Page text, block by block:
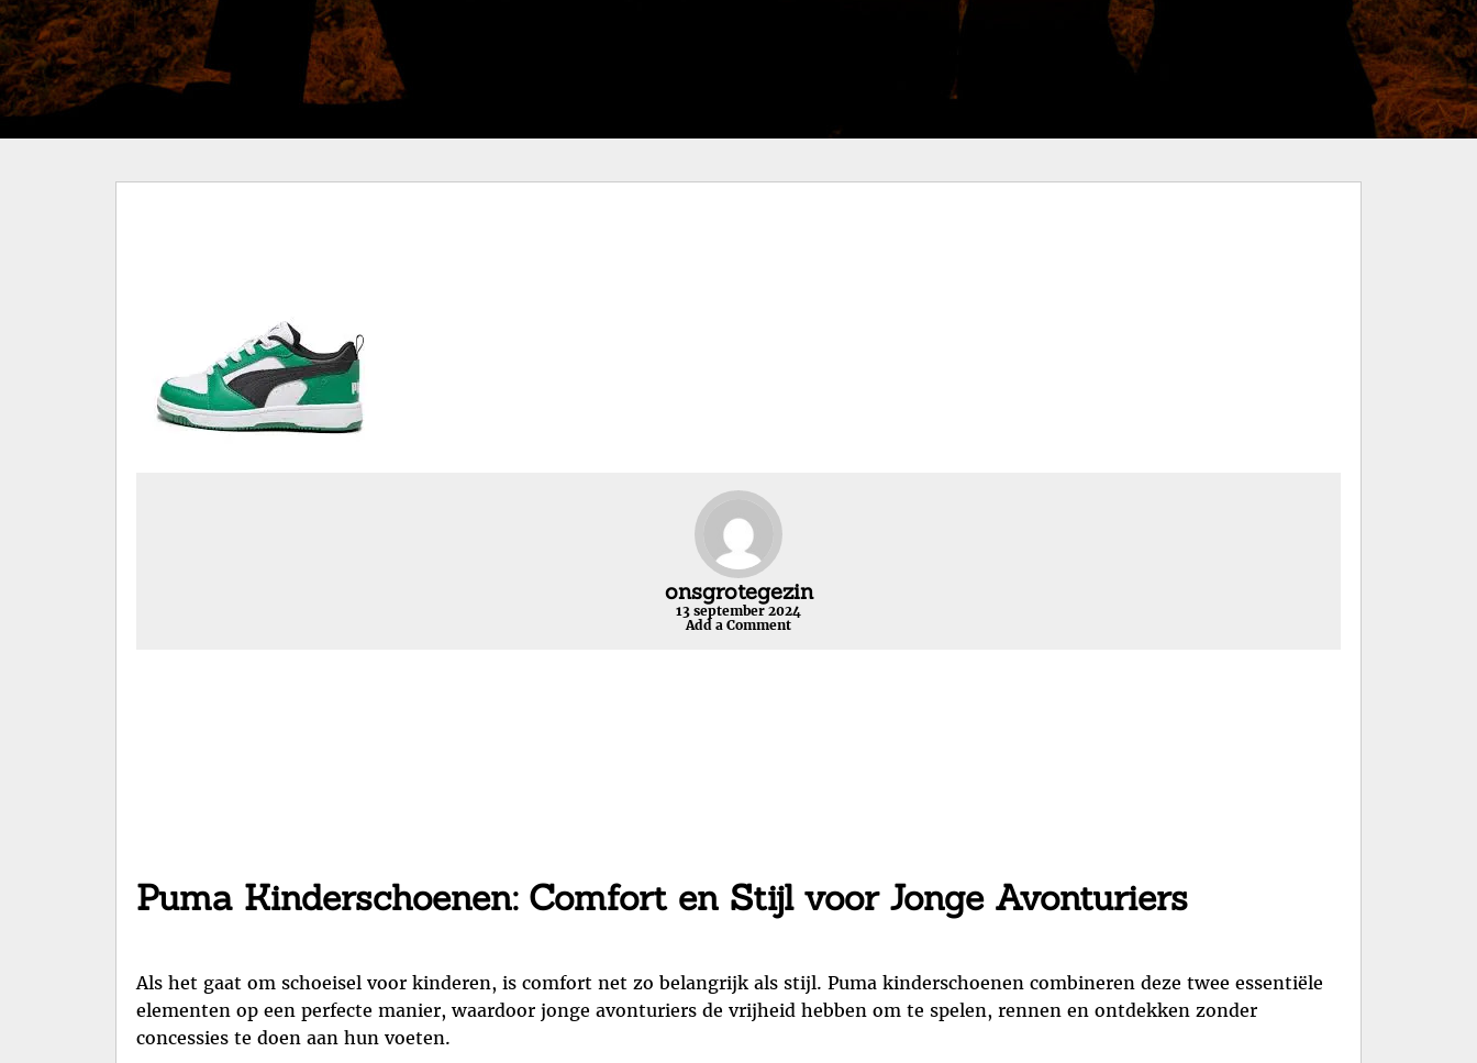
onsgrotegezin
13 september 2024
Add a Comment
Puma Kinderschoenen: Comfort en Stijl voor Jonge Avonturiers
Als het gaat om schoeisel voor kinderen, is comfort net zo belangrijk als stijl. Puma kinderschoenen combineren deze twee essentiële
elementen op een perfecte manier, waardoor jonge avonturiers de vrijheid hebben om te spelen, rennen en ontdekken zonder
concessies te doen aan hun voeten.